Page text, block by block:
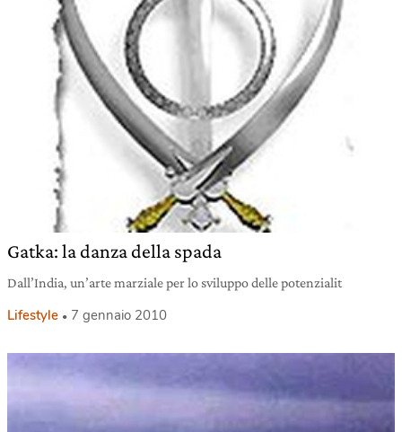
Gatka: la danza della spada
Dall’India, un’arte marziale per lo sviluppo delle potenzialit
Lifestyle 7 gennaio 2010